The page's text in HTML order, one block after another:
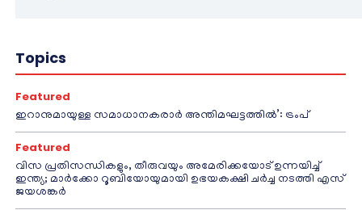
Topics
Featured
ഇറാനുമായുള്ള സമാധാനകരാർ അന്തിമഘട്ടത്തിൽ‌’: ട്രംപ്
Featured
വിസ പ്രതിസന്ധികളും, തീരുവയും അമേരിക്കയോട് ഉന്നയിച്ച്
ഇന്ത്യ; മാർക്കോ റൂബിയോയുമായി ഉഭയകക്ഷി ചർച്ച നടത്തി എസ്
ജയശങ്കർ